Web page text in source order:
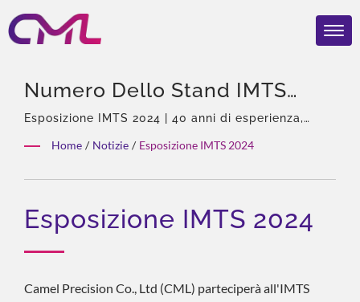
Numero Dello Stand IMTS
2024: 236053 - Automazione |
CML: Fabbricante Di Pompe
Idrauliche Certificato ISO 9001
& CE – Qualità Premiato
Esposizione IMTS 2024 | 40 anni di esperienza,
Home / Notizie / Esposizione IMTS 2024
Esposizione IMTS 2024
Camel Precision Co., Ltd (CML) parteciperà all'IMTS